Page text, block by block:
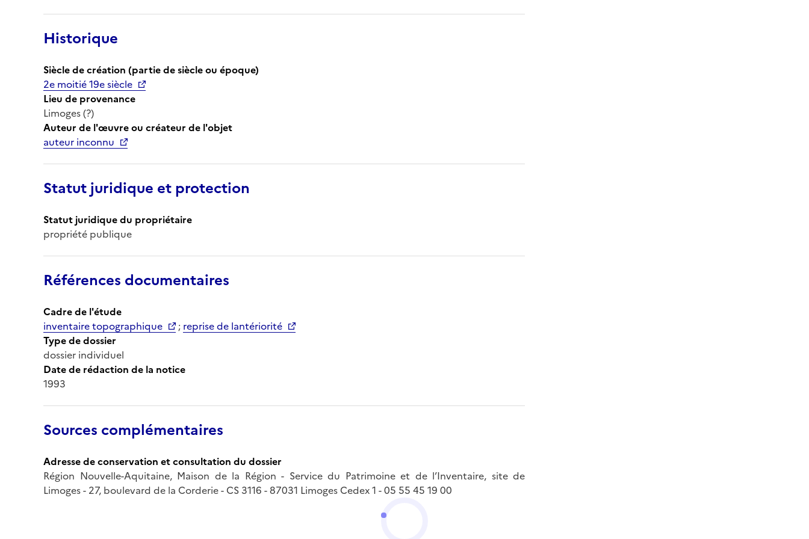
Historique
Siècle de création (partie de siècle ou époque)
2e moitié 19e siècle
Lieu de provenance
Limoges (?)
Auteur de l'œuvre ou créateur de l'objet
auteur inconnu
Statut juridique et protection
Statut juridique du propriétaire
propriété publique
Références documentaires
Cadre de l'étude
inventaire topographique
; reprise de lantériorité
Type de dossier
dossier individuel
Date de rédaction de la notice
1993
Sources complémentaires
Adresse de conservation et consultation du dossier
Région Nouvelle-Aquitaine, Maison de la Région - Service du Patrimoine et de l’Inventaire, site de
Limoges - 27, boulevard de la Corderie - CS 3116 - 87031 Limoges Cedex 1 - 05 55 45 19 00